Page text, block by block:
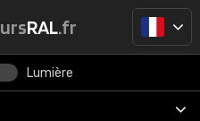
RAL.fr
Lumière